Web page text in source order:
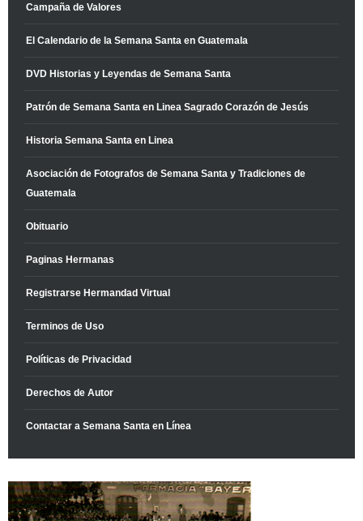
Campaña de Valores
El Calendario de la Semana Santa en Guatemala
DVD Historias y Leyendas de Semana Santa
Patrón de Semana Santa en Linea Sagrado Corazón de Jesús
Historia Semana Santa en Linea
Asociación de Fotografos de Semana Santa y Tradiciones de
Guatemala
Obituario
Paginas Hermanas
Registrarse Hermandad Virtual
Terminos de Uso
Políticas de Privacidad
Derechos de Autor
Contactar a Semana Santa en Línea